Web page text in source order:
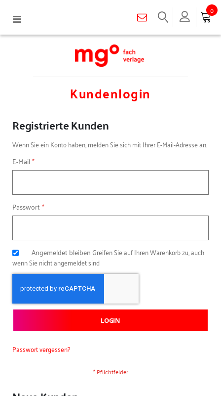
Navigation
0
Kundenlogin
Registrierte Kunden
Wenn Sie ein Konto haben, melden Sie sich mit Ihrer E-Mail-Adresse an.
E-Mail
Passwort
Angemeldet bleiben Greifen Sie auf Ihren Warenkorb zu, auch
wenn Sie nicht angemeldet sind
LOGIN
Passwort vergessen?